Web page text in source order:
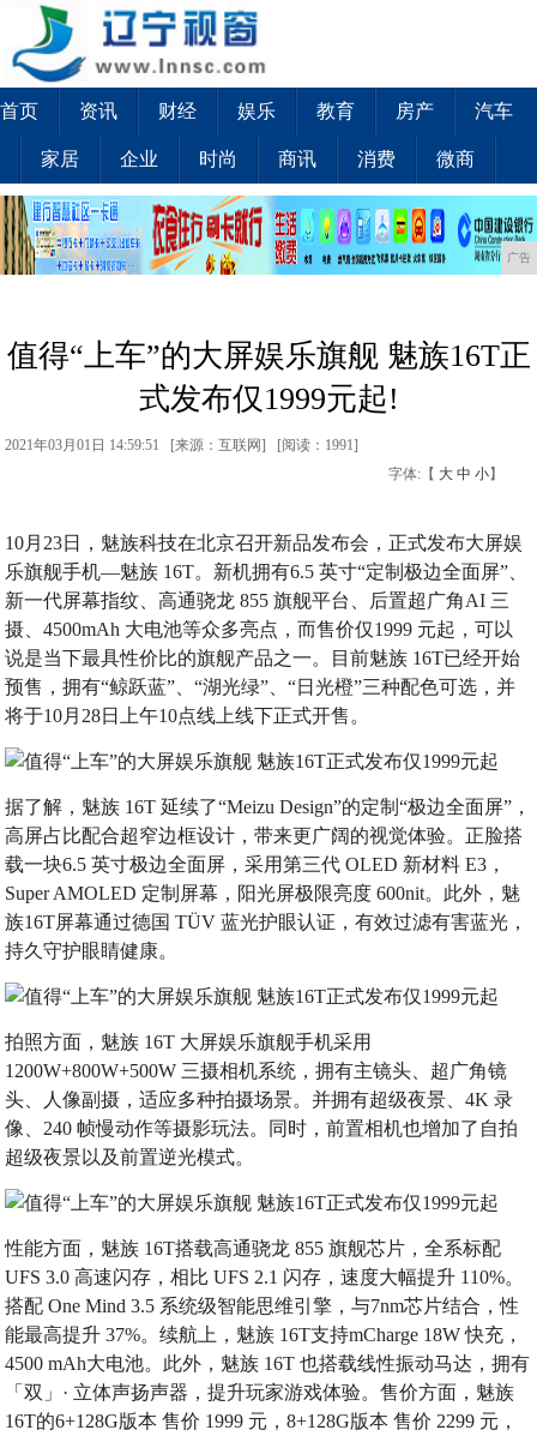
首页 资讯 财经 娱乐 教育 房产 汽车
家居 企业 时尚 商讯 消费 微商
广告
值得“上车”的大屏娱乐旗舰 魅族16T正
式发布仅1999元起!
2021年03月01日 14:59:51 [来源：互联网] [阅读：1991]
字体:【 大 中 小】
10月23日，魅族科技在北京召开新品发布会，正式发布大屏娱
乐旗舰手机—魅族 16T。新机拥有6.5 英寸“定制极边全面屏”、
新一代屏幕指纹、高通骁龙 855 旗舰平台、后置超广角AI 三
摄、4500mAh 大电池等众多亮点，而售价仅1999 元起，可以
说是当下最具性价比的旗舰产品之一。目前魅族 16T已经开始
预售，拥有“鲸跃蓝”、“湖光绿”、“日光橙”三种配色可选，并
将于10月28日上午10点线上线下正式开售。
据了解，魅族 16T 延续了“Meizu Design”的定制“极边全面屏”，
高屏占比配合超窄边框设计，带来更广阔的视觉体验。正脸搭
载一块6.5 英寸极边全面屏，采用第三代 OLED 新材料 E3，
Super AMOLED 定制屏幕，阳光屏极限亮度 600nit。此外，魅
族16T屏幕通过德国 TÜV 蓝光护眼认证，有效过滤有害蓝光，
持久守护眼睛健康。
拍照方面，魅族 16T 大屏娱乐旗舰手机采用
1200W+800W+500W 三摄相机系统，拥有主镜头、超广角镜
头、人像副摄，适应多种拍摄场景。并拥有超级夜景、4K 录
像、240 帧慢动作等摄影玩法。同时，前置相机也增加了自拍
超级夜景以及前置逆光模式。
性能方面，魅族 16T搭载高通骁龙 855 旗舰芯片，全系标配
UFS 3.0 高速闪存，相比 UFS 2.1 闪存，速度大幅提升 110%。
搭配 One Mind 3.5 系统级智能思维引擎，与7nm芯片结合，性
能最高提升 37%。续航上，魅族 16T支持mCharge 18W 快充，
4500 mAh大电池。此外，魅族 16T 也搭载线性振动马达，拥有
「双」· 立体声扬声器，提升玩家游戏体验。售价方面，魅族
16T的6+128G版本 售价 1999 元，8+128G版本 售价 2299 元，